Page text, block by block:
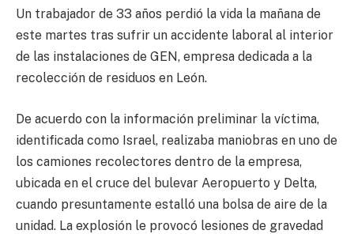
Un trabajador de 33 años perdió la vida la mañana de
este martes tras sufrir un accidente laboral al interior
de las instalaciones de GEN, empresa dedicada a la
recolección de residuos en León.
De acuerdo con la información preliminar la víctima,
identificada como Israel, realizaba maniobras en uno de
los camiones recolectores dentro de la empresa,
ubicada en el cruce del bulevar Aeropuerto y Delta,
cuando presuntamente estalló una bolsa de aire de la
unidad. La explosión le provocó lesiones de gravedad